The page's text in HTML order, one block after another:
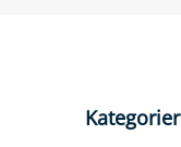
Kategorier